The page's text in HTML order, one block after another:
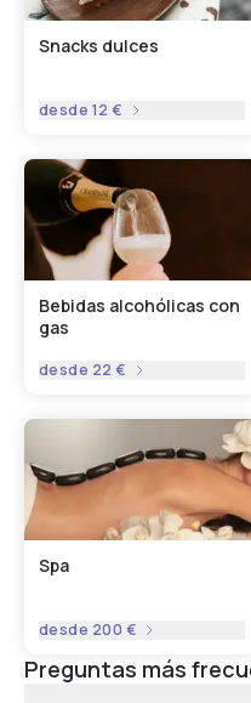
Snacks dulces
desde 12 €
Bebidas alcohólicas con
gas
desde 22 €
Spa
desde 200 €
Preguntas más